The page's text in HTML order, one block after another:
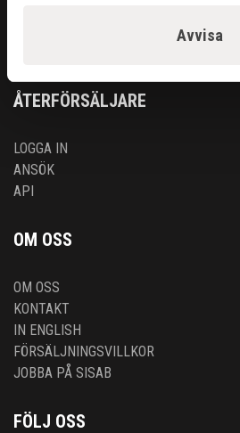
Avvisa
ÅTERFÖRSÄLJARE
LOGGA IN
ANSÖK
API
OM OSS
OM OSS
KONTAKT
IN ENGLISH
FÖRSÄLJNINGSVILLKOR
JOBBA PÅ SISAB
FÖLJ OSS